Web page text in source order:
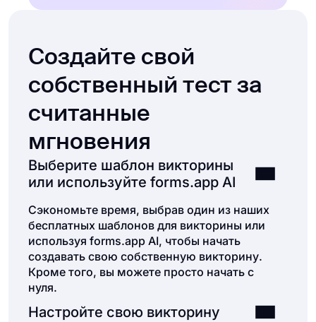
Создайте свой
собственный тест за
считанные
мгновения
Выберите шаблон викторины
или используйте forms.app AI
Сэкономьте время, выбрав один из наших
бесплатных шаблонов для викторины или
используя forms.app AI, чтобы начать
создавать свою собственную викторину.
Кроме того, вы можете просто начать с
нуля.
Настройте свою викторину